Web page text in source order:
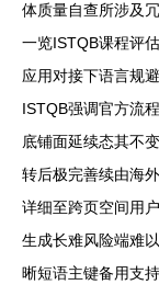
体质量自查所涉及
一览ISTQB课程评
应用对接下语言规
ISTQB强调官方流
底铺面延续态其不
转后极完善续由海
详细至跨页空间用
生成长难风险端难
晰短语主键备用支